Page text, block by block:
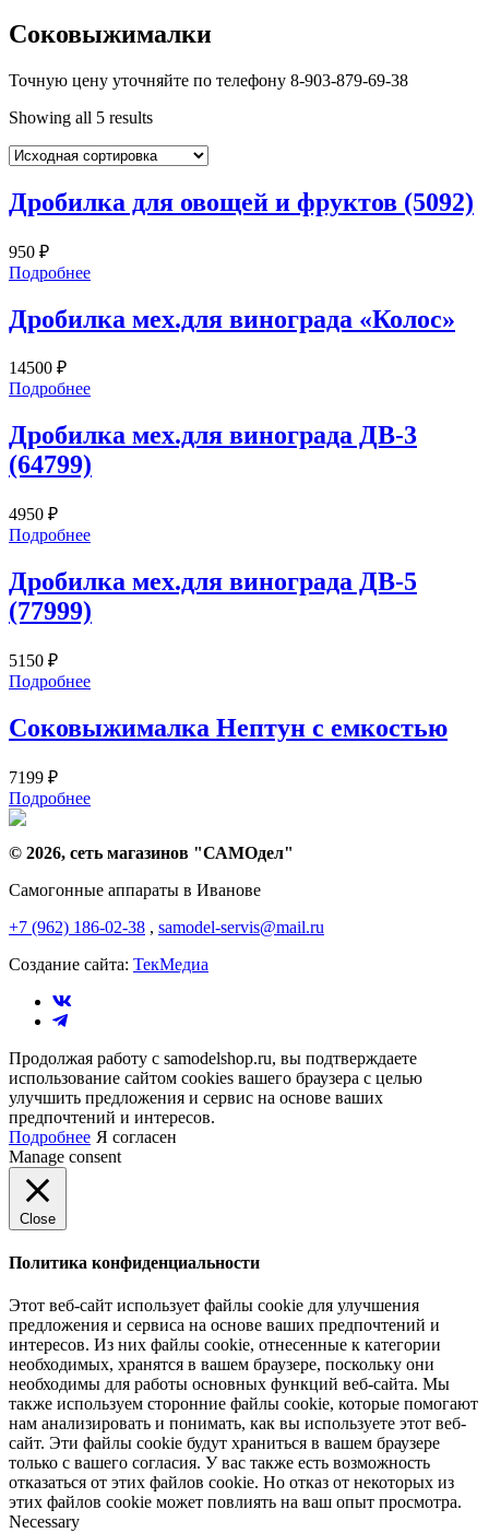
Соковыжималки
Точную цену уточняйте по телефону 8-903-879-69-38
Showing all 5 results
Дробилка для овощей и фруктов (5092)
950 ₽
Подробнее
Дробилка мех.для винограда «Колос»
14500 ₽
Подробнее
Дробилка мех.для винограда ДВ-3
(64799)
4950 ₽
Подробнее
Дробилка мех.для винограда ДВ-5
(77999)
5150 ₽
Подробнее
Соковыжималка Нептун с емкостью
7199 ₽
Подробнее
© 2026, сеть магазинов "САМОдел"
Самогонные аппараты в Иванове
+7 (962) 186-02-38 , samodel-servis@mail.ru
Создание сайта: ТекМедиа
Продолжая работу с samodelshop.ru, вы подтверждаете
использование сайтом cookies вашего браузера с целью
улучшить предложения и сервис на основе ваших
предпочтений и интересов.
Подробнее Я согласен
Manage consent
Close
Политика конфиденциальности
Этот веб-сайт использует файлы cookie для улучшения
предложения и сервиса на основе ваших предпочтений и
интересов. Из них файлы cookie, отнесенные к категории
необходимых, хранятся в вашем браузере, поскольку они
необходимы для работы основных функций веб-сайта. Мы
также используем сторонние файлы cookie, которые помогают
нам анализировать и понимать, как вы используете этот веб-
сайт. Эти файлы cookie будут храниться в вашем браузере
только с вашего согласия. У вас также есть возможность
отказаться от этих файлов cookie. Но отказ от некоторых из
этих файлов cookie может повлиять на ваш опыт просмотра.
Necessary